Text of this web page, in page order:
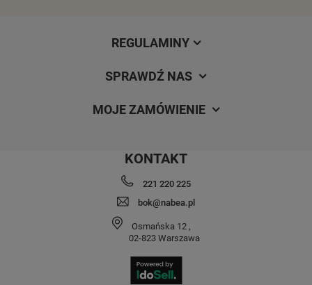
REGULAMINY
SPRAWDŹ NAS
MOJE ZAMÓWIENIE
KONTAKT
221 220 225
bok@nabea.pl
Osmańska 12 ,
02-823 Warszawa